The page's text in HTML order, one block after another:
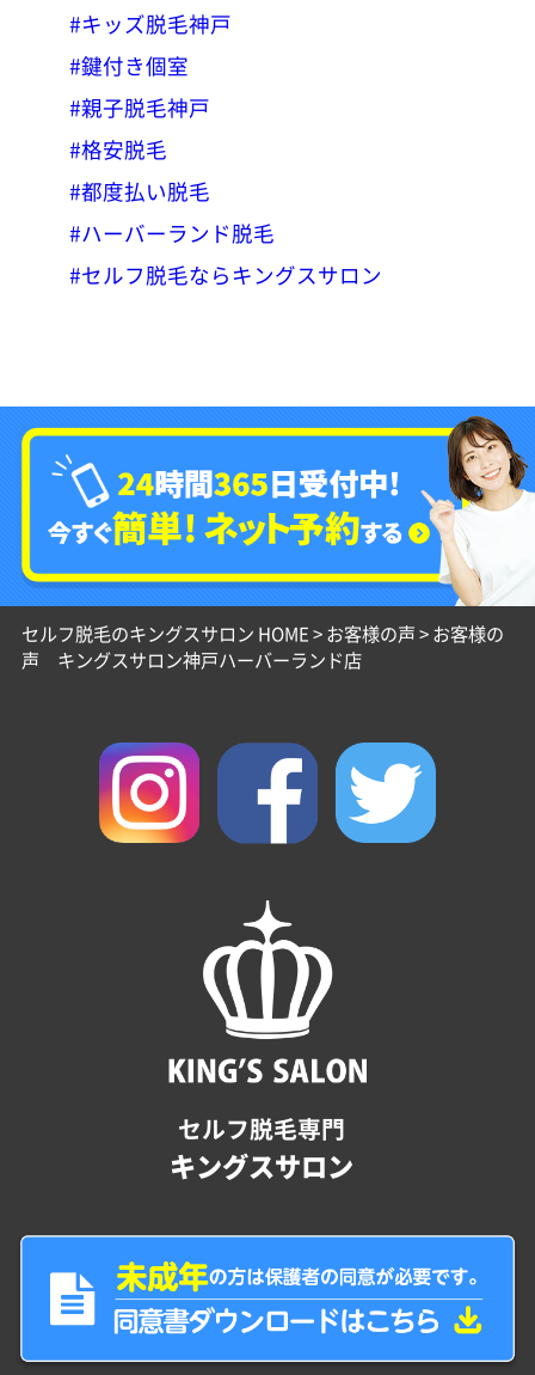
#キッズ脱毛神戸
#鍵付き個室
#親子脱毛神戸
#格安脱毛
#都度払い脱毛
#ハーバーランド脱毛
#セルフ脱毛ならキングスサロン
セルフ脱毛のキングスサロン HOME>お客様の声>お客様の
声 キングスサロン神戸ハーバーランド店
セルフ脱毛専門
キングスサロン